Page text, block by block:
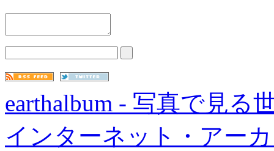
earthalbum - 写真で見る
インターネット・アー